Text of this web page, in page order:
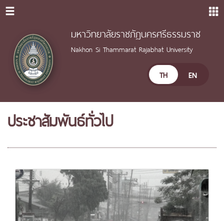
มหาวิทยาลัยราชภัฏนครศรีธรรมราช
Nakhon Si Thammarat Rajabhat University
TH EN
ประชาสัมพันธ์ทั่วไป